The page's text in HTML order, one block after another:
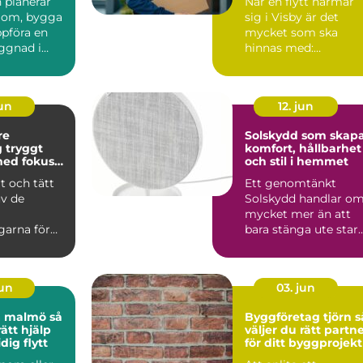
bygga
en
i
sig i Visby är det
mycket som ska
hinnas med:
adressändring,
flyttfirm...
fokus
och tätt
de
för
När t...
12. jun
Solskydd som
komfort, hållbarhet
och stil i hemmet
Ett genomtänkt
Solskydd handlar om
mycket mer än att
bara stänga ute
ka...
så
hjälp
flytt
03. jun
Byggföretag tjörn så
väljer du rätt
för ditt byggprojekt